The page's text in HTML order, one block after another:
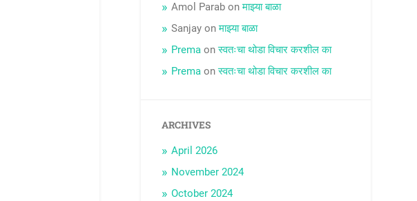
Amol Parab onमाझ्या बाळा
Sanjay onमाझ्या बाळा
Prema onस्वतःचा थोडा विचार करशील का
Prema onस्वतःचा थोडा विचार करशील का
ARCHIVES
April 2026
November 2024
October 2024